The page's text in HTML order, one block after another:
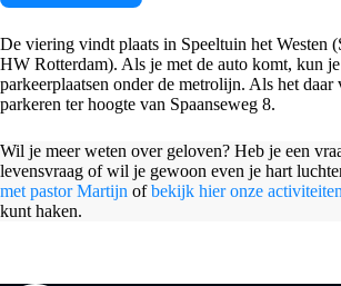
De viering vindt plaats in Speeltuin het Westen
HW Rotterdam). Als je met de auto komt, kun
parkeerplaatsen onder de metrolijn. Als het
parkeren ter hoogte van Spaanseweg 8.
Wil je meer weten over geloven? Heb je een
levensvraag of wil je gewoon even je hart
met pastor Martijn ofbekijk hier onze activiteiten
kunt haken.